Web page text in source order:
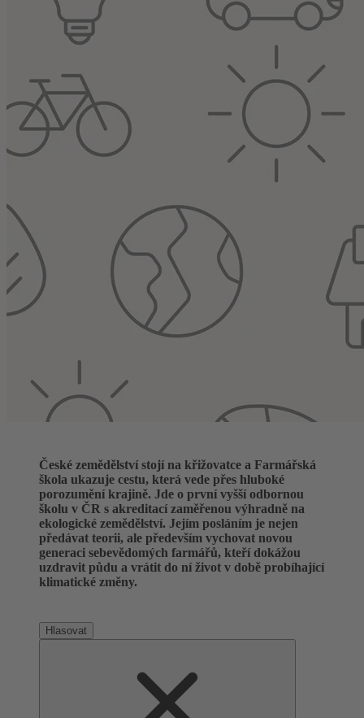
České zemědělství stojí na křižovatce a Farmářská
škola ukazuje cestu, která vede přes hluboké
porozumění krajině. Jde o první vyšší odbornou
školu v ČR s akreditací zaměřenou výhradně na
ekologické zemědělství. Jejím posláním je nejen
předávat teorii, ale především vychovat novou
generaci sebevědomých farmářů, kteří dokážou
uzdravit půdu a vrátit do ní život v době probíhající
klimatické změny.
Hlasovat